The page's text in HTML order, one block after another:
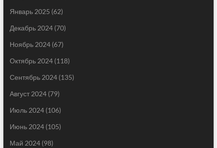
Январь 2025 (62)
Декабрь 2024(70)
Ноябрь 2024(67)
Октябрь 2024(118)
Сентябрь 2024(135)
Август 2024(79)
Июль 2024(106)
Июнь 2024(105)
Май 2024(98)